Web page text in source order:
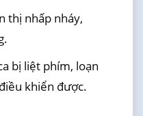
thị nhấp nháy,
bị liệt phím, loạn
khiển được.